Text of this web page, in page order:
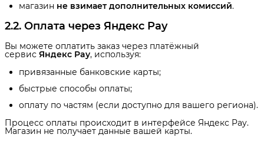
магазин не взимает дополнительных комиссий.
2.2. Оплата через Яндекс Pay
Вы можете оплатить заказ через платёжный
сервис Яндекс Pay, используя:
привязанные банковские карты;
быстрые способы оплаты;
оплату по частям (если доступно для вашего региона).
Процесс оплаты происходит в интерфейсе Яндекс Pay.
Магазин не получает данные вашей карты.